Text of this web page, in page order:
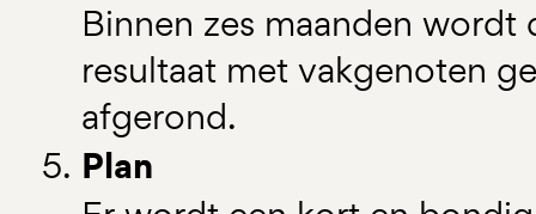
Binnen zes maanden
resultaat met vakgenoten
afgerond.
Plan